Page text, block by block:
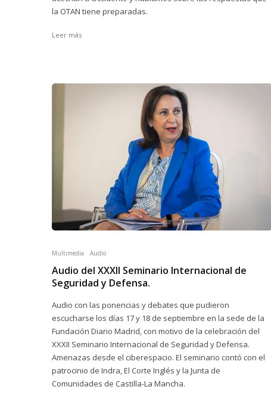
la OTAN tiene preparadas.
Leer más
Multimedia Audio
Audio del XXXII Seminario Internacional de
Seguridad y Defensa.
Audio con las ponencias y debates que pudieron
escucharse los días 17 y 18 de septiembre en la sede de la
Fundación Diario Madrid, con motivo de la celebración del
XXXII Seminario Internacional de Seguridad y Defensa.
Amenazas desde el ciberespacio. El seminario contó con el
patrocinio de Indra, El Corte Inglés y la Junta de
Comunidades de Castilla-La Mancha.